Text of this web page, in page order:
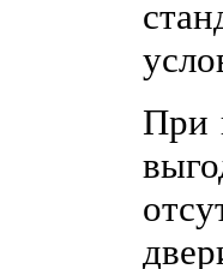
При